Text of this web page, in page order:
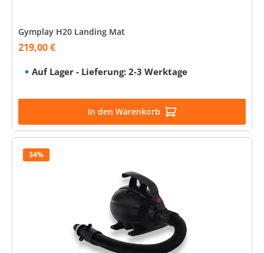
Gymplay H20 Landing Mat
Verkaufspreis:
219,00 €
Auf Lager - Lieferung: 2-3 Werktage
In den Warenkorb
34%